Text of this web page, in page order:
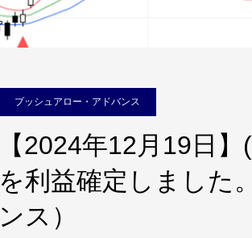
プッシュアロー・アドバンス
【2024年12月19日
を利益確定しました
ンス）